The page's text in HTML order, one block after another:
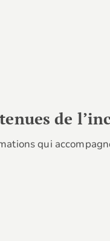
de
qui